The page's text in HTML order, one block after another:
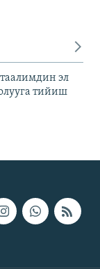
эл
тийиш